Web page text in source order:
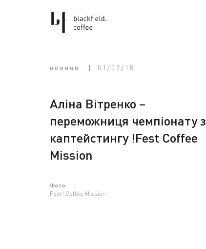
новини 01/07/18
Аліна Вітренко –
переможниця чемпіонату з
каптейстингу !Fest Coffee
Mission
Фото:
Fest! Coffee Mission